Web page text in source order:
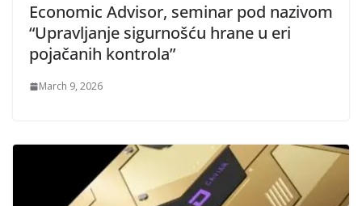
Economic Advisor, seminar pod nazivom
“Upravljanje sigurnošću hrane u eri
pojačanih kontrola”
March 9, 2026